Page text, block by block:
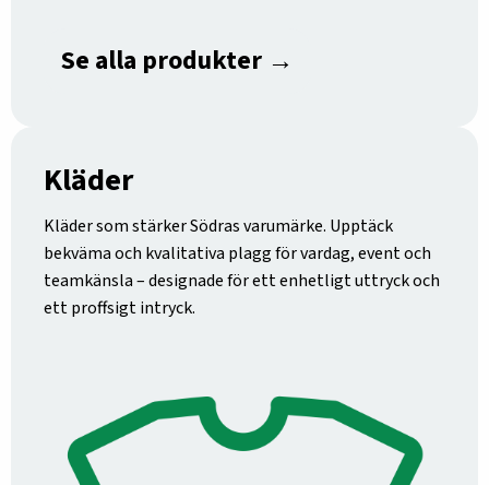
Se alla produkter →
Kläder
Kläder som stärker Södras varumärke. Upptäck
bekväma och kvalitativa plagg för vardag, event och
teamkänsla – designade för ett enhetligt uttryck och
ett proffsigt intryck.